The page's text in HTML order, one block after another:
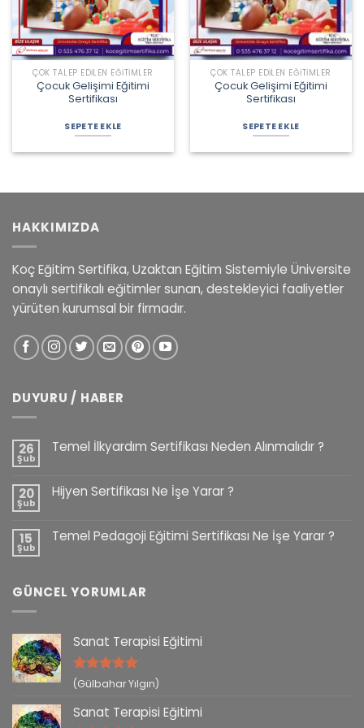
ÇOK TALEP EDILEN EĞITIMLER
Çocuk Gelişimi Eğitimi
Sertifikası
fiyat:
1.950,00 ₺.
andaki
fiyat:
1.250,00 ₺.
SEPETE EKLE
ÇOK TALEP EDILEN EĞITIMLER
Çocuk Gelişimi Eğitimi
Sertifikası
fiyat:
4.000,00 ₺.
andaki
fiyat:
3.000,00 ₺.
SEPETE EKLE
HAKKIMIZDA
Koç Eğitim Sertifika, Uzaktan Eğitim Sistemiyle Üniversite
onaylı sertifikalı eğitimler sunan, destekleyici faaliyetler
yürüten kurumsal bir firmadır.
DUYURU / HABER
26
Şub
Temel İlkyardım Sertifikası Neden Alınmalıdır ?
20
Şub
Hijyen Sertifikası Ne İşe Yarar ?
15
Şub
Temel Pedagoji Eğitimi Sertifikası Ne İşe Yarar ?
GÜNCEL YORUMLAR
Sanat Terapisi Eğitimi
5 üzerinden
(Gülbahar Yılgın)
Sanat Terapisi Eğitimi